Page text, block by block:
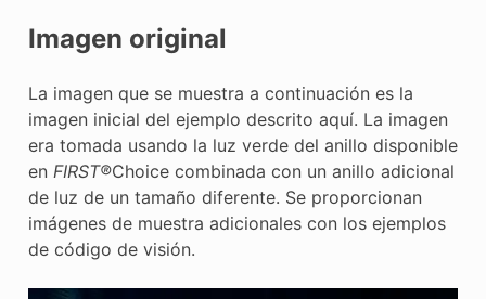
Imagen original
La imagen que se muestra a continuación es la
imagen inicial del ejemplo descrito aquí. La imagen
era tomada usando la luz verde del anillo disponible
en FIRST®Choice combinada con un anillo adicional
de luz de un tamaño diferente. Se proporcionan
imágenes de muestra adicionales con los ejemplos
de código de visión.